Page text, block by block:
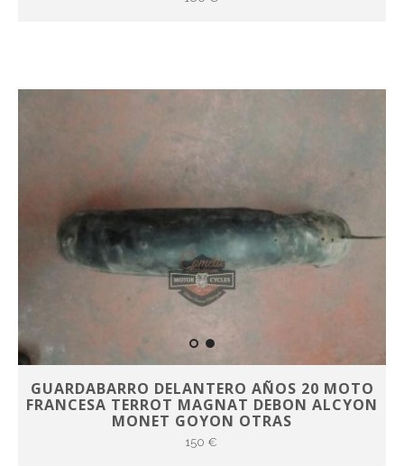
GUARDABARRO DELANTERO AÑOS 20 MOTO
FRANCESA TERROT MAGNAT DEBON ALCYON
MONET GOYON OTRAS
150 €